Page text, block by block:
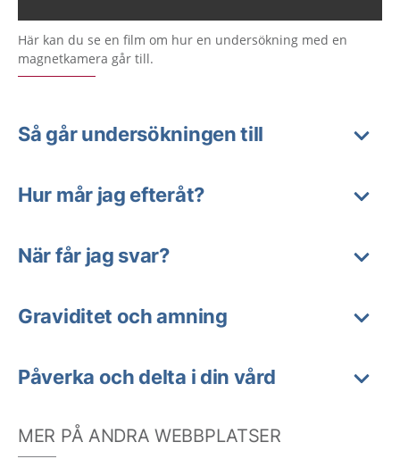
Här kan du se en film om hur en undersökning med en
magnetkamera går till.
Så går undersökningen till
Hur mår jag efteråt?
När får jag svar?
Graviditet och amning
Påverka och delta i din vård
MER PÅ ANDRA WEBBPLATSER